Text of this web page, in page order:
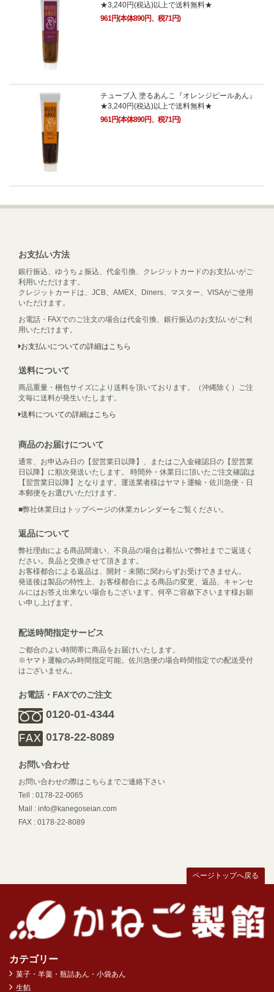
★3,240円(税込)以上で送料無料★
961円(本体890円、税71円)
チューブ入 塗るあんこ『オレンジピールあん』
★3,240円(税込)以上で送料無料★
961円(本体890円、税71円)
お支払い方法
銀行振込、ゆうちょ振込、代金引換、クレジットカードのお支払いがご
利用いただけます。
クレジットカードは、JCB、AMEX、Diners、マスター、VISAがご使用
いただけます。
お電話・FAXでのご注文の場合は代金引換、銀行振込のお支払いがご利
用いただけます。
お支払いについての詳細はこちら
送料について
商品重量・梱包サイズにより送料を頂いております。（沖縄除く）ご注
文毎に送料が発生いたします。
送料についての詳細はこちら
商品のお届けについて
通常、お申込み日の【翌営業日以降】、またはご入金確認日の【翌営業
日以降】に順次発送いたします。 時間外・休業日に頂いたご注文確認は
【翌営業日以降】となります。運送業者様はヤマト運輸・佐川急便・日
本郵便をお選びいただけます。
■弊社休業日はトップページの休業カレンダーをご覧ください。
返品について
弊社理由による商品間違い、不良品の場合は着払いで弊社までご返送く
ださい。良品と交換させて頂きます。
お客様都合による返品は、開封・未開に関わらずお受けできません。
発送後は製品の特性上、お客様都合による商品の変更、返品、キャンセ
ルにはお答え出来ない場合もございます。何卒ご容赦下さいます様お願
い申し上げます。
配送時間指定サービス
ご都合のよい時間帯に商品をお届けいたします。
※ヤマト運輸のみ時間指定可能。佐川急便の場合時間指定での配送受付
はございません。
お電話・FAXでのご注文
0120-01-4344
0178-22-8089
お問い合わせ
お問い合わせの際はこちらまでご連絡下さい
Tell : 0178-22-0065
Mail : info@kanegoseian.com
FAX : 0178-22-8089
ページトップへ戻る
カテゴリー
菓子・羊羹・瓶詰あん・小袋あん
生餡